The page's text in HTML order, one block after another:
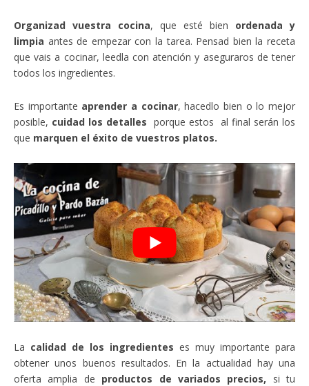
Organizad vuestra cocina, que esté bien ordenada y
limpia antes de empezar con la tarea. Pensad bien la receta
que vais a cocinar, leedla con atención y aseguraros de tener
todos los ingredientes.
Es importante aprender a cocinar, hacedlo bien o lo mejor
posible, cuidad los detalles porque estos al final serán los
que marquen el éxito de vuestros platos.
La calidad de los ingredientes es muy importante para
obtener unos buenos resultados. En la actualidad hay una
oferta amplia de productos de variados precios, si tu